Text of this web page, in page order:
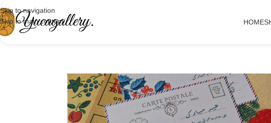
Skip to navigation
Skip to main content
HOME